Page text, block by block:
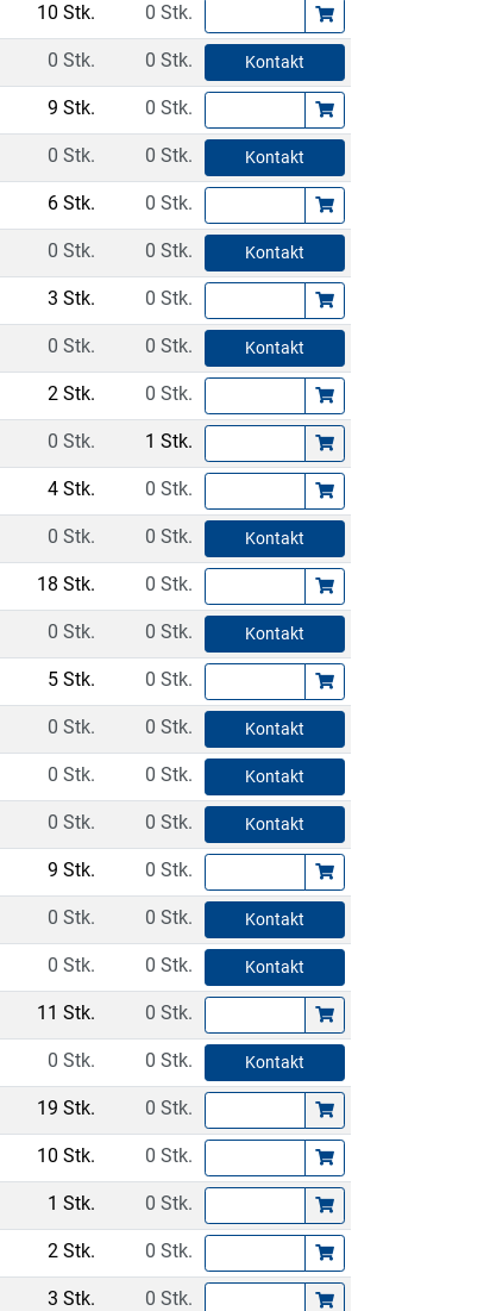
10 Stk. 0 Stk.
0 Stk. 0 Stk. Kontakt
9 Stk. 0 Stk.
0 Stk. 0 Stk. Kontakt
6 Stk. 0 Stk.
0 Stk. 0 Stk. Kontakt
3 Stk. 0 Stk.
0 Stk. 0 Stk. Kontakt
2 Stk. 0 Stk.
0 Stk. 1 Stk.
4 Stk. 0 Stk.
0 Stk. 0 Stk. Kontakt
18 Stk. 0 Stk.
0 Stk. 0 Stk. Kontakt
5 Stk. 0 Stk.
0 Stk. 0 Stk. Kontakt
0 Stk. 0 Stk. Kontakt
0 Stk. 0 Stk. Kontakt
9 Stk. 0 Stk.
0 Stk. 0 Stk. Kontakt
0 Stk. 0 Stk. Kontakt
11 Stk. 0 Stk.
0 Stk. 0 Stk. Kontakt
19 Stk. 0 Stk.
10 Stk. 0 Stk.
1 Stk. 0 Stk.
2 Stk. 0 Stk.
3 Stk. 0 Stk.